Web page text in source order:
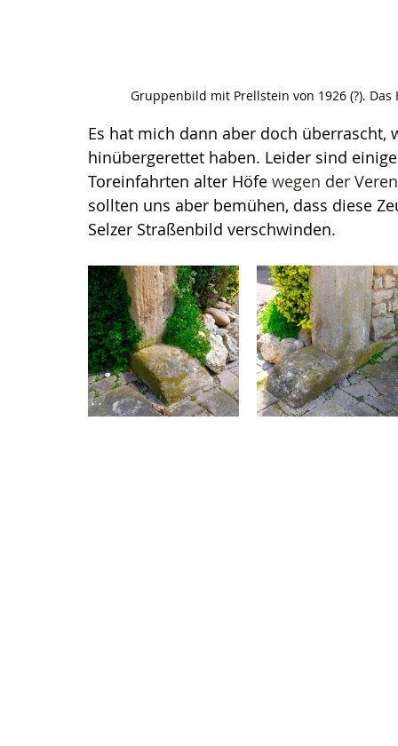
Gruppenbild mit Prellstein von 1926 (?).
Es hat mich dann aber doch
hinübergerettet haben. Leider sind
Toreinfahrten alter Höfe wegen der
sollten uns aber bemühen, dass diese
Selzer Straßenbild verschwinden.